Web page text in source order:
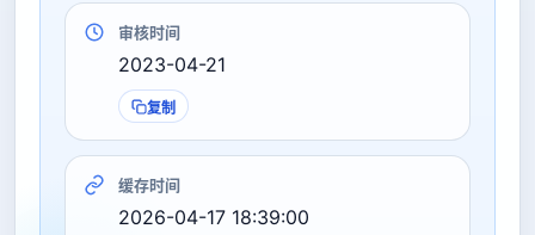
审核时间
2023-04-21
复制
缓存时间
2026-04-17 18:39:00